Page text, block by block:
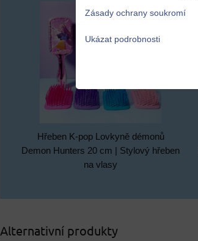
Hřeben K-pop Lovkyně démonů
Demon Hunters 20 cm | Stylový hřeben
na vlasy
Alternativní produkty
Zásady ochrany soukromí
Ukázat podrobnosti